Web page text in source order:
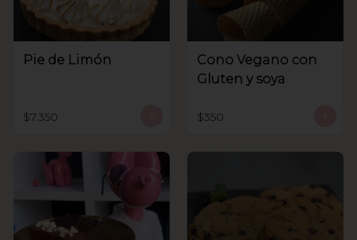
Pie de Limón
$7.350
Cono Vegano con
Gluten y soya
$350